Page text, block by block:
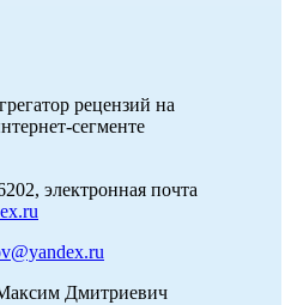
рецензий на
сегменте
электронная почта
Дмитриевич